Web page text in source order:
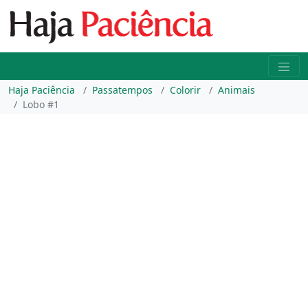
Haja Paciência Passatempos Colorir
Animais
Lobo #1